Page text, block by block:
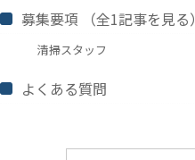
募集要項 （全1記事を見る）
清掃スタッフ
よくある質問